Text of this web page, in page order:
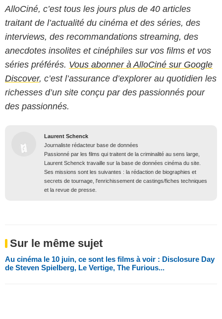
AlloCiné, c’est tous les jours plus de 40 articles
traitant de l’actualité du cinéma et des séries, des
interviews, des recommandations streaming, des
anecdotes insolites et cinéphiles sur vos films et vos
séries préférés. Vous abonner à AlloCiné sur Google
Discover, c’est l’assurance d’explorer au quotidien les
richesses d’un site conçu par des passionnés pour
des passionnés.
Laurent Schenck
Journaliste rédacteur base de données
Passionné par les films qui traitent de la criminalité au sens large,
Laurent Schenck travaille sur la base de données cinéma du site.
Ses missions sont les suivantes : la rédaction de biographies et
secrets de tournage, l'enrichissement de castings/fiches techniques
et la revue de presse.
Sur le même sujet
Au cinéma le 10 juin, ce sont les films à voir : Disclosure Day
de Steven Spielberg, Le Vertige, The Furious...